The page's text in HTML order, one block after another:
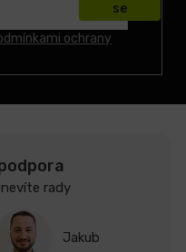
ochrany
se
rady
Jakub